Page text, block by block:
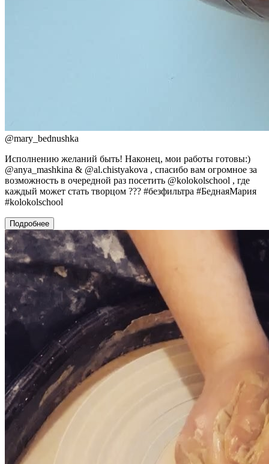
@mary_bednushka
Исполнению желаний быть! Наконец, мои работы готовы:)
@anya_mashkina & @al.chistyakova , спасибо вам огромное за
возможность в очередной раз посетить @kolokolschool , где
каждый может стать творцом ??? #безфильтра #БеднаяМария
#kolokolschool
Подробнее